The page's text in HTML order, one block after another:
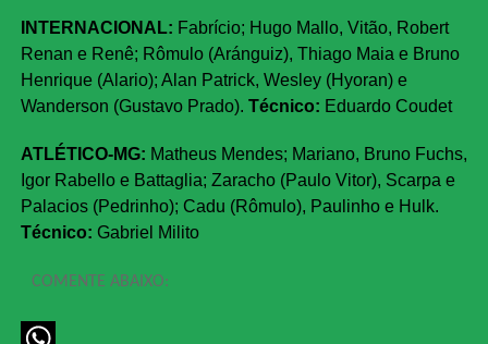
INTERNACIONAL: Fabrício; Hugo Mallo, Vitão, Robert
Renan e Renê; Rômulo (Aránguiz), Thiago Maia e Bruno
Henrique (Alario); Alan Patrick, Wesley (Hyoran) e
Wanderson (Gustavo Prado). Técnico: Eduardo Coudet
ATLÉTICO-MG: Matheus Mendes; Mariano, Bruno Fuchs,
Igor Rabello e Battaglia; Zaracho (Paulo Vitor), Scarpa e
Palacios (Pedrinho); Cadu (Rômulo), Paulinho e Hulk.
Técnico: Gabriel Milito
COMENTE ABAIXO: